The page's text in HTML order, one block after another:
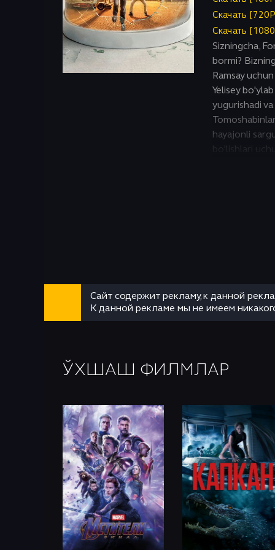
Скачать
Скачать
Sizningcha,
bormi?
Ramsay
Yelisey
yugurishadi
hayajonli
bo'lishlari
Сайт содержит рекламу, к данной
К данной рекламе мы не имеем
ЎХШАШ ФИЛМЛАР